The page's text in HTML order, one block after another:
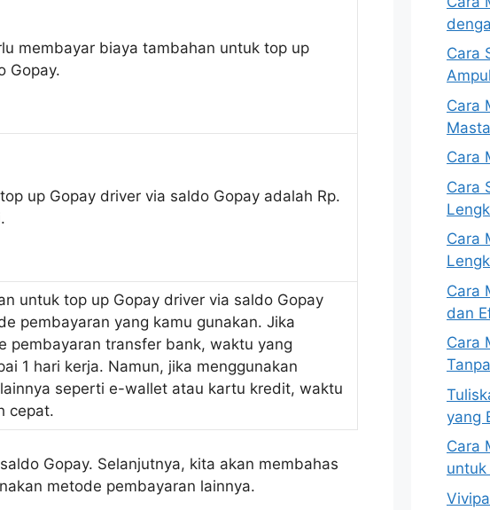
membayar biaya tambahan untuk top up
Gopay.
up Gopay driver via saldo Gopay adalah Rp.
untuk top up Gopay driver via saldo Gopay
pembayaran yang kamu gunakan. Jika
pembayaran transfer bank, waktu yang
1 hari kerja. Namun, jika menggunakan
seperti e-wallet atau kartu kredit, waktu
cepat.
Gopay. Selanjutnya, kita akan membahas
metode pembayaran lainnya.
Cara
Cara
Cara
Cara
Cara
Cara
dan
Cara
yang
Cara